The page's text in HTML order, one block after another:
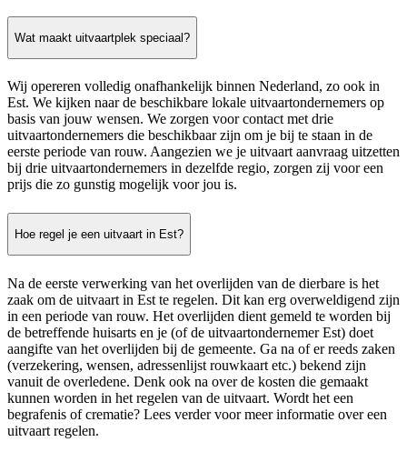
Wat maakt uitvaartplek speciaal?
Wij opereren volledig onafhankelijk binnen Nederland, zo ook in
Est. We kijken naar de beschikbare lokale uitvaartondernemers op
basis van jouw wensen. We zorgen voor contact met drie
uitvaartondernemers die beschikbaar zijn om je bij te staan in de
eerste periode van rouw. Aangezien we je uitvaart aanvraag uitzetten
bij drie uitvaartondernemers in dezelfde regio, zorgen zij voor een
prijs die zo gunstig mogelijk voor jou is.
Hoe regel je een uitvaart in Est?
Na de eerste verwerking van het overlijden van de dierbare is het
zaak om de uitvaart in Est te regelen. Dit kan erg overweldigend zijn
in een periode van rouw. Het overlijden dient gemeld te worden bij
de betreffende huisarts en je (of de uitvaartondernemer Est) doet
aangifte van het overlijden bij de gemeente. Ga na of er reeds zaken
(verzekering, wensen, adressenlijst rouwkaart etc.) bekend zijn
vanuit de overledene. Denk ook na over de kosten die gemaakt
kunnen worden in het regelen van de uitvaart. Wordt het een
begrafenis of crematie? Lees verder voor meer informatie over een
uitvaart regelen.